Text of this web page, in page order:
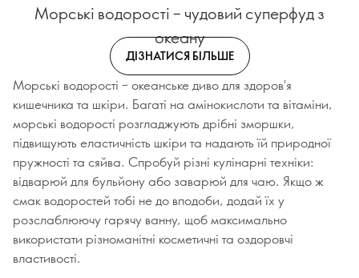
Морські водорості – чудовий суперфуд з
океану
ДІЗНАТИСЯ БІЛЬШЕ
Морські водорості – океанське диво для здоров'я
кишечника та шкіри. Багаті на амінокислоти та вітаміни,
морські водорості розгладжують дрібні зморшки,
підвищують еластичність шкіри та надають їй природної
пружності та сяйва. Спробуй різні кулінарні техніки:
відварюй для бульйону або заварюй для чаю. Якщо ж
смак водоростей тобі не до вподоби, додай їх у
розслаблюючу гарячу ванну, щоб максимально
використати різноманітні косметичні та оздоровчі
властивості.